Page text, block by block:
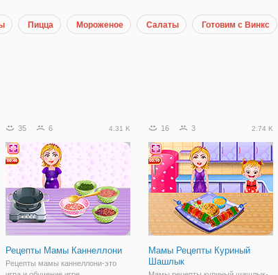
Пицца Мороженое Салаты Готовим с Винкс
35 6 4.31 K
Рецепты Мамы Каннеллони
Рецепты мамы каннеллони-это
16 3 2.74 K
Мамы Рецепты Куриный
Шашлык